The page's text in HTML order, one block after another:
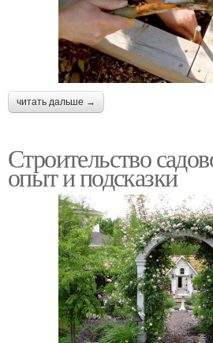
читать дальше →
Строительство
опыт и подсказки